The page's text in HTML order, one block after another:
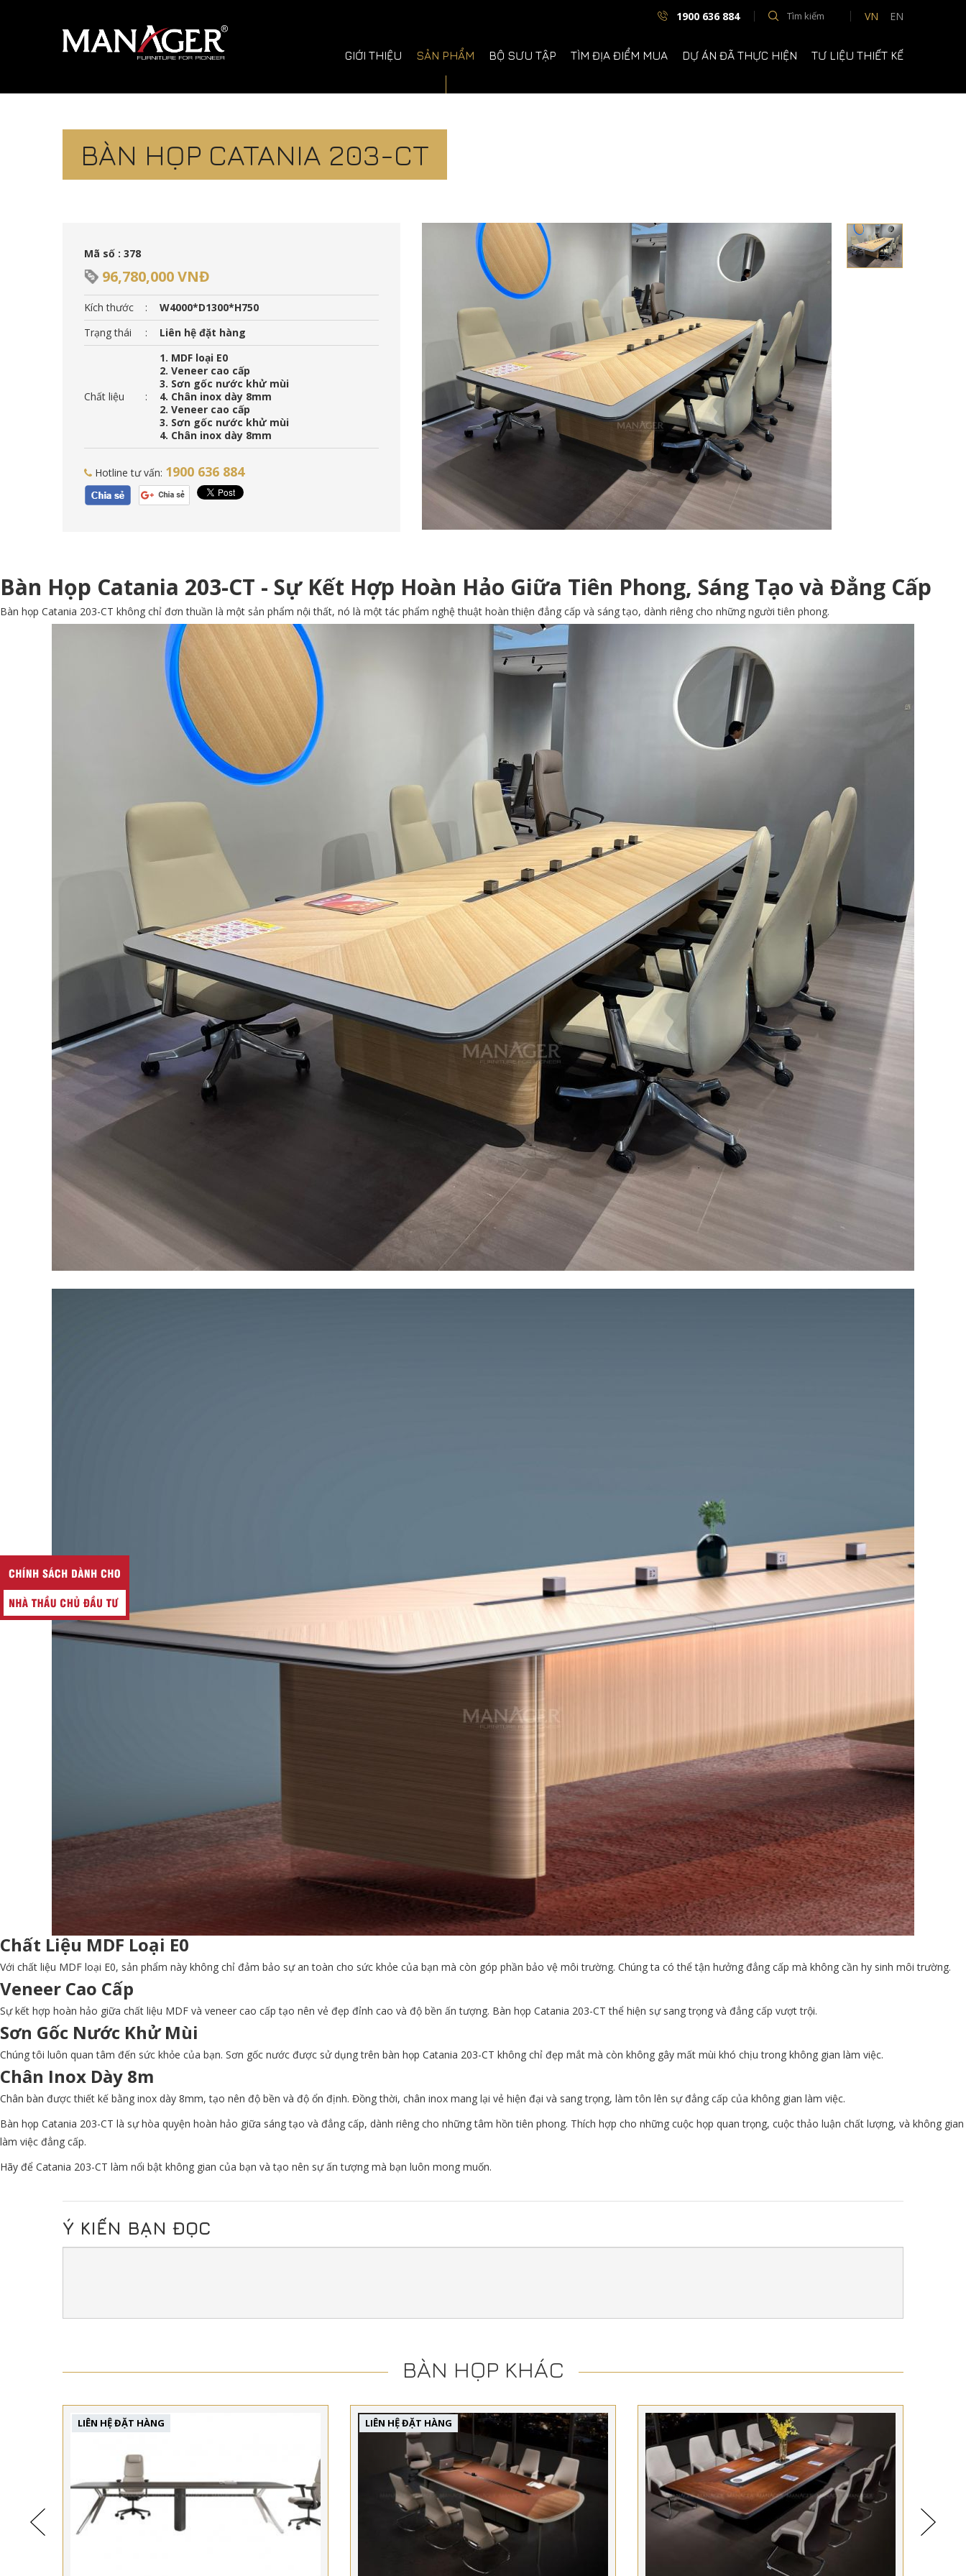
1900 636 884 VN EN
GIỚI THIỆU SẢN PHẨM BỘ SƯU TẬP TÌM ĐỊA ĐIỂM MUA DỰ ÁN ĐÃ THỰC HIỆN TƯ LIỆU THIẾT KẾ
BÀN HỌP CATANIA 203-CT
Mã số : 378
96,780,000 VNĐ
Kích thước :
W4000*D1300*H750
Trạng thái
: Liên hệ đặt hàng
Chất liệu :
1. MDF loại E0
2. Veneer cao cấp
3. Sơn gốc nước khử mùi
4. Chân inox dày 8mm
2. Veneer cao cấp
3. Sơn gốc nước khử mùi
4. Chân inox dày 8mm
Hotline tư vấn: 1900 636 884
Bàn Họp Catania 203-CT - Sự Kết Hợp Hoàn Hảo Giữa Tiên Phong, Sáng Tạo và Đẳng Cấp
Bàn họp Catania 203-CT không chỉ đơn thuần là một sản phẩm nội thất, nó là một tác phẩm nghệ thuật hoàn thiện đẳng cấp và sáng tạo, dành riêng cho những người tiên phong.
Chất Liệu MDF Loại E0
Với chất liệu MDF loại E0, sản phẩm này không chỉ đảm bảo sự an toàn cho sức khỏe của bạn mà còn góp phần bảo vệ môi trường. Chúng ta có thể tận hưởng đẳng cấp mà không cần hy sinh môi trường.
Veneer Cao Cấp
Sự kết hợp hoàn hảo giữa chất liệu MDF và veneer cao cấp tạo nên vẻ đẹp đỉnh cao và độ bền ấn tượng. Bàn họp Catania 203-CT thể hiện sự sang trọng và đẳng cấp vượt trội.
Sơn Gốc Nước Khử Mùi
Chúng tôi luôn quan tâm đến sức khỏe của bạn. Sơn gốc nước được sử dụng trên bàn họp Catania 203-CT không chỉ đẹp mắt mà còn không gây mất mùi khó chịu trong không gian làm việc.
Chân Inox Dày 8m
Chân bàn được thiết kế bằng inox dày 8mm, tạo nên độ bền và độ ổn định. Đồng thời, chân inox mang lại vẻ hiện đại và sang trọng, làm tôn lên sự đẳng cấp của không gian làm việc.
Bàn họp Catania 203-CT là sự hòa quyện hoàn hảo giữa sáng tạo và đẳng cấp, dành riêng cho những tâm hồn tiên phong. Thích hợp cho những cuộc họp quan trọng, cuộc thảo luận chất lượng, và không gian
làm việc đẳng cấp.
Hãy để Catania 203-CT làm nổi bật không gian của bạn và tạo nên sự ấn tượng mà bạn luôn mong muốn.
Ý KIẾN BẠN ĐỌC
BÀN HỌP KHÁC
LIÊN HỆ ĐẶT HÀNG LIÊN HỆ ĐẶT HÀNG